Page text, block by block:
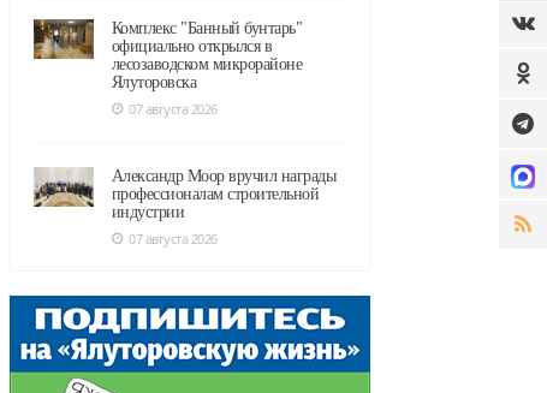
Комплекс "Банный бунтарь"
официально открылся в
лесозаводском микрорайоне
Ялуторовска
07 августа 2026
Александр Моор вручил награды
профессионалам строительной
индустрии
07 августа 2026